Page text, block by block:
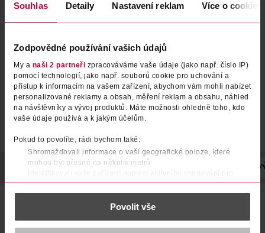
Souhlas Detaily Nastavení reklam Více o cookies
Zodpovědné používání vašich údajů
My a naši 2 partneři zpracováváme vaše údaje (jako např. číslo IP)
pomocí technologií, jako např. souborů cookie pro uchování a
přístup k informacím na vašem zařízení, abychom vám mohli nabízet
personalizované reklamy a obsah, měření reklam a obsahu, náhled
na návštěvníky a vývoj produktů. Máte možnosti ohledně toho, kdo
vaše údaje používá a k jakým účelům.
Pokud to povolíte, rádi bychom také:
Shromažďovali informace o vaší geografické poloze, které
mohou být přesné na několik metrů
Identifikovali vaše zařízení pomocí aktivního skenování pro
konkrétní charakteristiky (otisk prstu)
Zjistěte více o tom, jak zpracováváme vaše osobní údaje, a nastavte
části s podrobnostmi . Svůj souhlas můžete kdykoliv
Povolit vše
POPIS POUŽITÍ SLOŽENÍ
proti vypadávání vlasů způsobenému stresem, hormonálními
chemickým ošetřením.